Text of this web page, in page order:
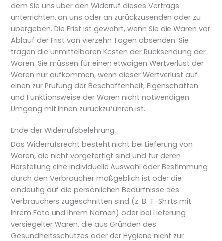
dem Sie uns über den Widerruf dieses Vertrags
unterrichten, an uns oder an zurückzusenden oder zu
übergeben. Die Frist ist gewahrt, wenn Sie die Waren vor
Ablauf der Frist von vierzehn Tagen absenden. Sie
tragen die unmittelbaren Kosten der Rücksendung der
Waren. Sie müssen für einen etwaigen Wertverlust der
Waren nur aufkommen, wenn dieser Wertverlust auf
einen zur Prüfung der Beschaffenheit, Eigenschaften
und Funktionsweise der Waren nicht notwendigen
Umgang mit ihnen zurückzuführen ist.
Ende der Widerrufsbelehrung
Das Widerrufsrecht besteht nicht bei Lieferung von
Waren, die nicht vorgefertigt sind und für deren
Herstellung eine individuelle Auswahl oder Bestimmung
durch den Verbraucher maßgeblich ist oder die
eindeutig auf die persönlichen Bedürfnisse des
Verbrauchers zugeschnitten sind (z. B. T-Shirts mit
Ihrem Foto und Ihrem Namen) oder bei Lieferung
versiegelter Waren, die aus Gründen des
Gesundheitsschutzes oder der Hygiene nicht zur